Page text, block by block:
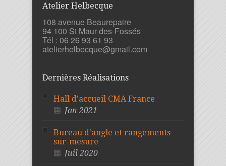
Atelier Helbecque
108 avenue Beaurepaire
94 100 St Maur-des-Fossés
Tél : 06 26 93 61 93
atelierhelbecque@gmail.com
Dernières Réalisations
Hall d'accueil CMA France
Jan 2021
Bureau d'angle et rangements
sur-mesure
Juil 2020